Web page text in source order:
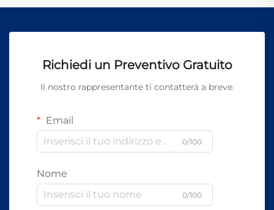
Richiedi un Preventivo Gratuito
Il nostro rappresentante ti contatterà a breve.
Email
0/100
Nome
0/100